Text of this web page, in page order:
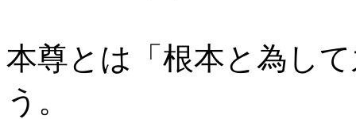
本尊とは「根本と為し
う。